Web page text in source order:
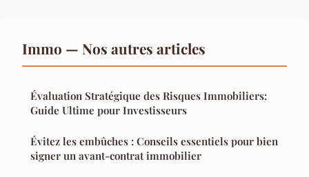
Immo — Nos autres articles
Évaluation Stratégique des Risques Immobiliers:
Guide Ultime pour Investisseurs
Évitez les embûches : Conseils essentiels pour bien
signer un avant-contrat immobilier